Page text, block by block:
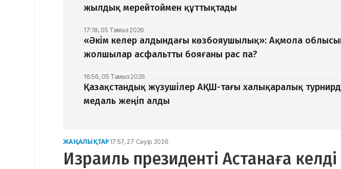
жылдық мерейтоймен құттықтады
17:18, 05 Тамыз 2026
«Әкім келер алдындағы көзбояушылық»: Ақмола
жолшылар асфальтты бояғаны рас па?
16:56, 05 Тамыз 2026
Қазақстандық жүзушілер АҚШ-тағы халықаралық
медаль жеңіп алды
ЖАҢАЛЫҚТАР 17:57, 27 Сәуір 2026
Израиль президенті Астанаға келді